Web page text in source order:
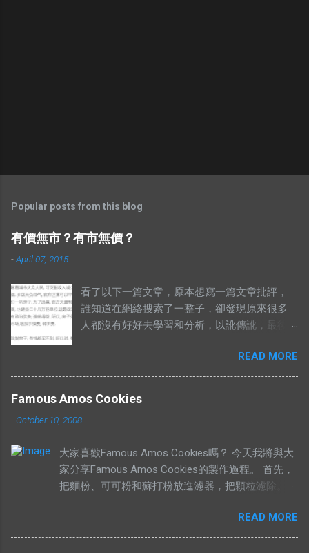
Popular posts from this blog
有價無市？有市無價？
-April 07, 2015
看了以下一篇文章，原本想寫一篇文章批評，
誰知道在網絡搜索了一整子，卻發現原來很多
人都沒有好好去學習和分析，以訛傳訛，最後
不到就是有市無價？ 至於其他人怎樣詮釋這兩
句成語，你們自己Google以下就知道了，我在
這只說重點。 網絡流行的解釋不符合邏輯。 在
西。可是有些解釋把“有價無市”的“價”，解釋為
價無市就是說有人願意出高價，卻沒有供
應。”如果按照這個邏輯，“有市無價”就等於有
供應，卻無高價。如果是這樣解釋的話，就不
需求高過供應，或者供應低過需求。從經濟學
的角度去看，貨物在供應充足的情況下，價格
READ MORE
Famous Amos Cookies
-October 10, 2008
大家喜歡Famous Amos Cookies嗎？ 今天我將與大
家分享Famous Amos Cookies的製作過程。 首先，
把麵粉、可可粉和蘇打粉放進濾器，把顆粒濾除。
（Walnut），攪拌均勻，放在一旁待用。 在另外一
個盤裡，放入菜油、白糖、黃糖和鹽。 用攪拌器把
READ MORE